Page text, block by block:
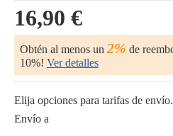
16,90 €
Obtén al menos un 2% de
10%! Ver detalles
Elija opciones para tarifas de envío.
Envío a